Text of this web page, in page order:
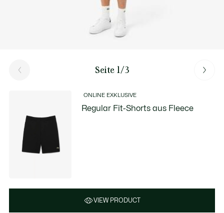
Seite 1/3
ONLINE EXKLUSIVE
Regular Fit-Shorts aus Fleece
VIEW PRODUCT